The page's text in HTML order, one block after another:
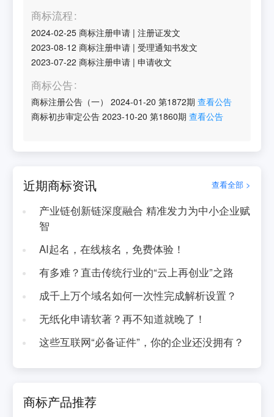
商标流程
2024-02-25 商标注册申请 |注册证发文
2023-08-12 商标注册申请 |受理通知书发文
2023-07-22 商标注册申请 |申请收文
商标公告
商标注册公告（一） 2024-01-20 第1872期 查看公告
商标初步审定公告 2023-10-20 第1860期 查看公告
近期商标资讯 查看全部 >
产业链创新链深度融合 精准发力为中小企业赋
智
AI起名，在线核名，免费体验！
有多难？直击传统行业的“云上再创业”之路
成千上万个域名如何一次性完成解析设置？
无纸化申请软著？再不知道就晚了！
这些互联网“必备证件”，你的企业还没拥有？
商标产品推荐